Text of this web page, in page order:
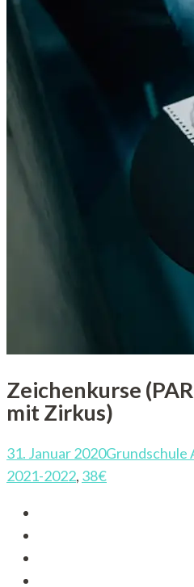
Zeichenkurse
mit Zirkus)
31. Januar 2020Grundschule
2021-2022, 38€